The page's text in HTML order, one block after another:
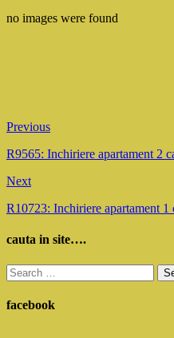
no images were found
Previous
R9565: Inchiriere apartament 2
Next
R10723: Inchiriere apartament
cauta in site….
Search
for:
facebook